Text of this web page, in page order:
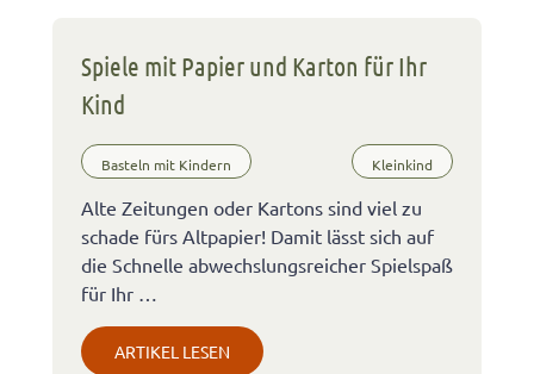
Spiele mit Papier und Karton für Ihr
Kind
Basteln mit Kindern Kleinkind
Alte Zeitungen oder Kartons sind viel zu
schade fürs Altpapier! Damit lässt sich auf
die Schnelle abwechslungsreicher Spielspaß
für Ihr …
ARTIKEL LESEN